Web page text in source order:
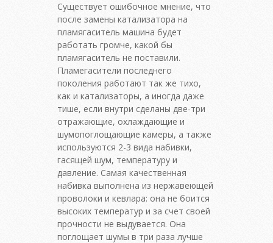
Существует ошибочное мнение, что
после замены катализатора на
пламягаситель машина будет
работать громче, какой бы
пламягаситель не поставили.
Пламегасители последнего
поколения работают так же тихо,
как и катализаторы, а иногда даже
тише, если внутри сделаны две-три
отражающие, охлаждающие и
шумопоглощающие камеры, а также
используются 2-3 вида набивки,
гасящей шум, температуру и
давление. Самая качественная
набивка выполнена из нержавеющей
проволоки и кевлара: она не боится
высоких температур и за счет своей
прочности не выдувается. Она
поглощает шумы в три раза лучше